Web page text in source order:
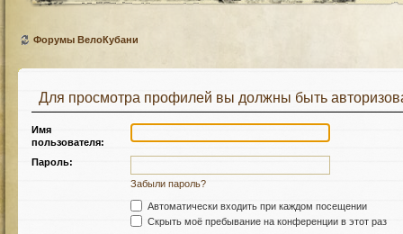
Форумы ВелоКубани
Для просмотра профилей вы должны быть
Имя
пользователя:
Пароль:
Забыли пароль?
Автоматически входить при каждом посещении
Скрыть моё пребывание на конференции в этот раз